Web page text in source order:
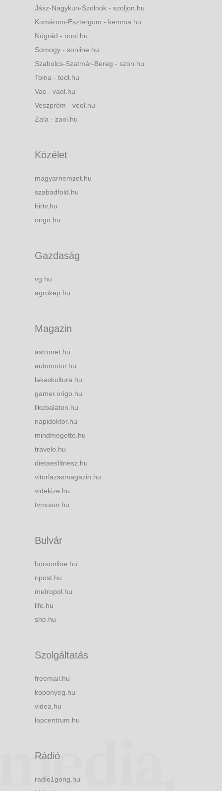
Jász-Nagykun-Szolnok - szoljon.hu
Komárom-Esztergom - kemma.hu
Nógrád - nool.hu
Somogy - sonline.hu
Szabolcs-Szatmár-Bereg - szon.hu
Tolna - teol.hu
Vas - vaol.hu
Veszprém - veol.hu
Zala - zaol.hu
Közélet
magyarnemzet.hu
szabadfold.hu
hirtv.hu
origo.hu
Gazdaság
vg.hu
agrokep.hu
Magazin
astronet.hu
automotor.hu
lakaskultura.hu
gamer.origo.hu
likebalaton.hu
napidoktor.hu
mindmegette.hu
travelo.hu
dietaesfitnesz.hu
vitorlazasmagazin.hu
videkize.hu
tvmusor.hu
Bulvár
borsonline.hu
ripost.hu
metropol.hu
life.hu
she.hu
Szolgáltatás
freemail.hu
koponyeg.hu
videa.hu
lapcentrum.hu
Rádió
radio1gong.hu